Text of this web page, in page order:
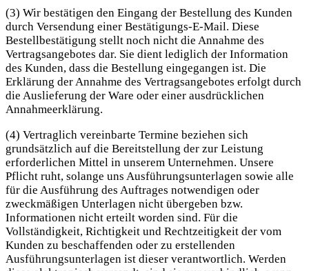
(3) Wir bestätigen den Eingang der Bestellung des Kunden
durch Versendung einer Bestätigungs-E-Mail. Diese
Bestellbestätigung stellt noch nicht die Annahme des
Vertragsangebotes dar. Sie dient lediglich der Information
des Kunden, dass die Bestellung eingegangen ist. Die
Erklärung der Annahme des Vertragsangebotes erfolgt durch
die Auslieferung der Ware oder einer ausdrücklichen
Annahmeerklärung.
(4) Vertraglich vereinbarte Termine beziehen sich
grundsätzlich auf die Bereitstellung der zur Leistung
erforderlichen Mittel in unserem Unternehmen. Unsere
Pflicht ruht, solange uns Ausführungsunterlagen sowie alle
für die Ausführung des Auftrages notwendigen oder
zweckmäßigen Unterlagen nicht übergeben bzw.
Informationen nicht erteilt worden sind. Für die
Vollständigkeit, Richtigkeit und Rechtzeitigkeit der vom
Kunden zu beschaffenden oder zu erstellenden
Ausführungsunterlagen ist dieser verantwortlich. Werden